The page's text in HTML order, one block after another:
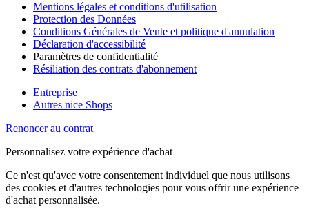
Mentions légales et conditions d'utilisation
Protection des Données
Conditions Générales de Vente et politique d'annulation
Déclaration d'accessibilité
Paramètres de confidentialité
Résiliation des contrats d'abonnement
Entreprise
Autres nice Shops
Renoncer au contrat
Personnalisez votre expérience d'achat
Ce n'est qu'avec votre consentement individuel que nous utilisons
des cookies et d'autres technologies pour vous offrir une expérience
d'achat personnalisée.